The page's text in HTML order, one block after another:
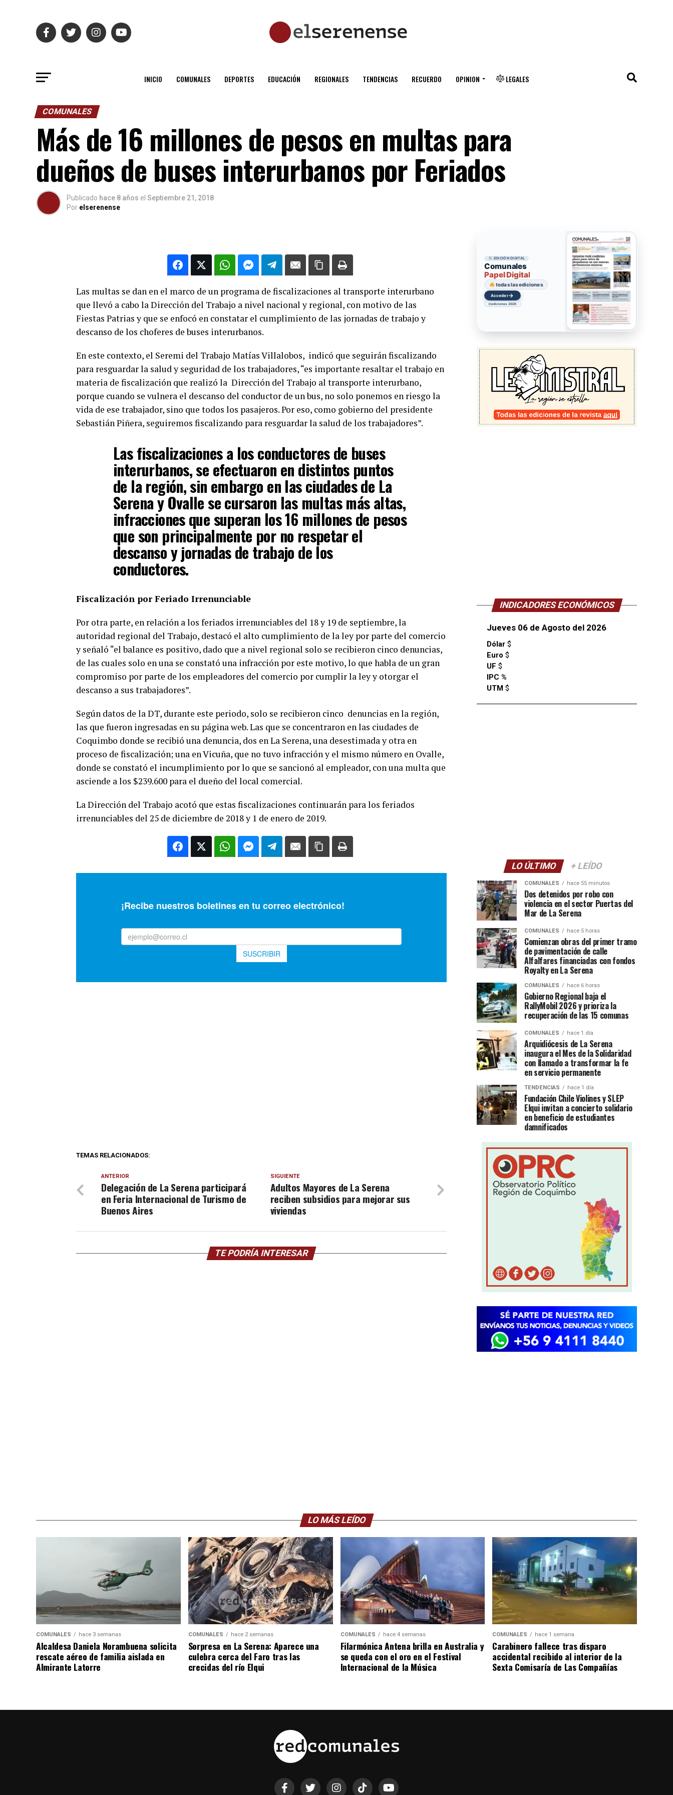
INICIO COMUNALES DEPORTES EDUCACIÓN REGIONALES TENDENCIAS RECUERDO OPINION LEGALES
COMUNALES
Más de 16 millones de pesos en multas para
dueños de buses interurbanos por Feriados
Publicado hace 8 años el Septiembre 21, 2018
Por elserenense
Las multas se dan en el marco de un programa de fiscalizaciones al transporte interurbano
que llevó a cabo la Dirección del Trabajo a nivel nacional y regional, con motivo de las
Fiestas Patrias y que se enfocó en constatar el cumplimiento de las jornadas de trabajo y
descanso de los choferes de buses interurbanos.
En este contexto, el Seremi del Trabajo Matías Villalobos, indicó que seguirán fiscalizando
para resguardar la salud y seguridad de los trabajadores, “es importante resaltar el trabajo en
materia de fiscalización que realizó la Dirección del Trabajo al transporte interurbano,
porque cuando se vulnera el descanso del conductor de un bus, no solo ponemos en riesgo la
vida de ese trabajador, sino que todos los pasajeros. Por eso, como gobierno del presidente
Sebastián Piñera, seguiremos fiscalizando para resguardar la salud de los trabajadores”.
Las fiscalizaciones a los conductores de buses
interurbanos, se efectuaron en distintos puntos
de la región, sin embargo en las ciudades de La
Serena y Ovalle se cursaron las multas más altas,
infracciones que superan los 16 millones de pesos
que son principalmente por no respetar el
descanso y jornadas de trabajo de los
conductores.
Fiscalización por Feriado Irrenunciable
Por otra parte, en relación a los feriados irrenunciables del 18 y 19 de septiembre, la
autoridad regional del Trabajo, destacó el alto cumplimiento de la ley por parte del comercio
y señaló “el balance es positivo, dado que a nivel regional solo se recibieron cinco denuncias,
de las cuales solo en una se constató una infracción por este motivo, lo que habla de un gran
compromiso por parte de los empleadores del comercio por cumplir la ley y otorgar el
descanso a sus trabajadores”.
Según datos de la DT, durante este periodo, solo se recibieron cinco denuncias en la región,
las que fueron ingresadas en su página web. Las que se concentraron en las ciudades de
Coquimbo donde se recibió una denuncia, dos en La Serena, una desestimada y otra en
proceso de fiscalización; una en Vicuña, que no tuvo infracción y el mismo número en Ovalle,
donde se constató el incumplimiento por lo que se sancionó al empleador, con una multa que
asciende a los $239.600 para el dueño del local comercial.
La Dirección del Trabajo acotó que estas fiscalizaciones continuarán para los feriados
irrenunciables del 25 de diciembre de 2018 y 1 de enero de 2019.
TEMAS RELACIONADOS:
SIGUIENTE
Adultos Mayores de La Serena
reciben subsidios para mejorar sus
viviendas
ANTERIOR
Delegación de La Serena participará
en Feria Internacional de Turismo de
Buenos Aires
TE PODRÍA INTERESAR
EDICIÓN DIGITAL
Comunales
Papel Digital
todas las ediciones
Acceder→
ediciones 2026
INDICADORES ECONÓMICOS
Jueves 06 de Agosto del 2026
Dólar $
Euro $
UF $
IPC %
UTM $
LO ÚLTIMO + LEÍDO
COMUNALES hace 55 minutos
Dos detenidos por robo con
violencia en el sector Puertas del
Mar de La Serena
COMUNALES hace 5 horas
Comienzan obras del primer tramo
de pavimentación de calle
Alfalfares financiadas con fondos
Royalty en La Serena
COMUNALES hace 6 horas
Gobierno Regional baja el
RallyMobil 2026 y prioriza la
recuperación de las 15 comunas
COMUNALES hace 1 día
Arquidiócesis de La Serena
inaugura el Mes de la Solidaridad
con llamado a transformar la fe
en servicio permanente
TENDENCIAS hace 1 día
Fundación Chile Violines y SLEP
Elqui invitan a concierto solidario
en beneficio de estudiantes
damnificados
LO MÁS LEÍDO
COMUNALES hace 3 semanas
Alcaldesa Daniela Norambuena solicita
rescate aéreo de familia aislada en
Almirante Latorre
COMUNALES hace 2 semanas
Sorpresa en La Serena: Aparece una
culebra cerca del Faro tras las
crecidas del río Elqui
COMUNALES hace 4 semanas
Filarmónica Antena brilla en Australia y
se queda con el oro en el Festival
Internacional de la Música
COMUNALES hace 1 semana
Carabinero fallece tras disparo
accidental recibido al interior de la
Sexta Comisaría de Las Compañías